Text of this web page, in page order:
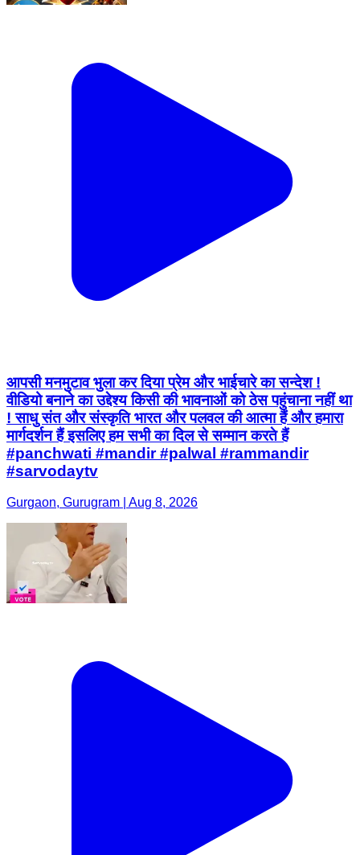
आपसी मनमुटाव भुला कर दिया प्रेम और भाईचारे का सन्देश !
वीडियो बनाने का उद्देश्य किसी की भावनाओं को ठेस पहुंचाना नहीं था
! साधु संत और संस्कृति भारत और पलवल की आत्मा हैं और हमारा
मार्गदर्शन हैं इसलिए हम सभी का दिल से सम्मान करते हैं
#panchwati #mandir #palwal #rammandir
#sarvodaytv
Gurgaon, Gurugram | Aug 8, 2026